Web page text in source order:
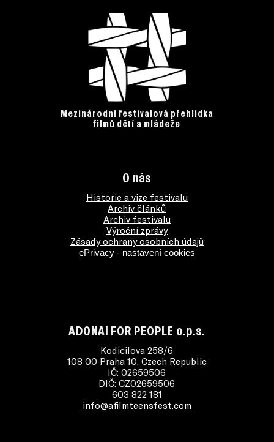
Mezinárodní festivalová přehlídka
filmů dětí a mládeže
O nás
Historie a vize festivalu
Archiv článků
Archiv festivalu
Výroční zprávy
Zásady ochrany osobních údajů
ePrivacy - nastavení cookies
ADONAI FOR PEOPLE o.p.s.
Kodicilova 258/6
108 00 Praha 10, Czech Republic
IČ: 02659506
DIČ: CZ02659506
603 822 181
info@afilmteensfest.com